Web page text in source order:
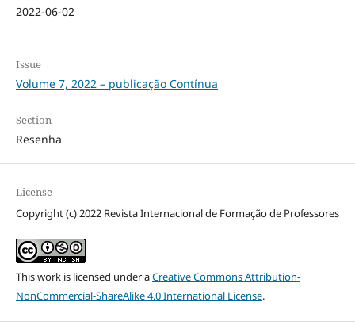
2022-06-02
Issue
Volume 7, 2022 – publicação Contínua
Section
Resenha
License
Copyright (c) 2022 Revista Internacional de Formação de Professores
This work is licensed under aCreative Commons Attribution-
NonCommercial-ShareAlike 4.0 International License.